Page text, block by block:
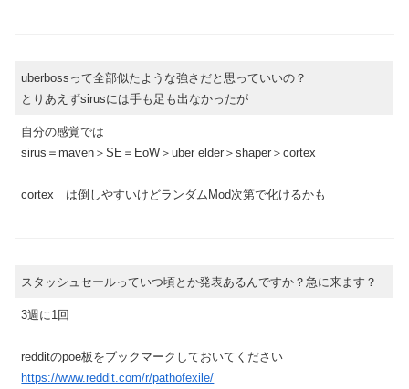
uberbossって全部似たような強さだと思っていいの？
とりあえずsirusには手も足も出なかったが
自分の感覚では
sirus＝maven＞SE＝EoW＞uber elder＞shaper＞cortex
cortex は倒しやすいけどランダムMod次第で化けるかも
スタッシュセールっていつ頃とか発表あるんですか？急に来ます？
3週に1回
redditのpoe板をブックマークしておいてください
https://www.reddit.com/r/pathofexile/